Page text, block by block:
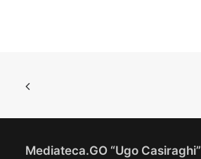
Mediateca.GO “Ugo Casiraghi”